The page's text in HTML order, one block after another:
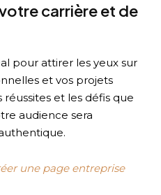
carrière et de
pour attirer les yeux sur
et vos projets
et les défis que
audience sera
une page entreprise